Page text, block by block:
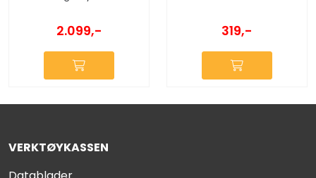
2.099,- 319,-
VERKTØYKASSEN